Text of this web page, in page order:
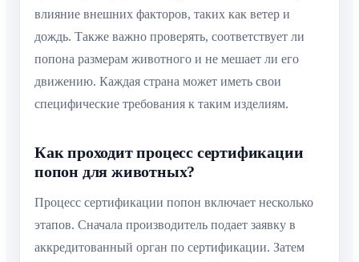
влияние внешних факторов, таких как ветер и
дождь. Также важно проверять, соответствует ли
попона размерам животного и не мешает ли его
движению. Каждая страна может иметь свои
специфические требования к таким изделиям.
Как проходит процесс сертификации
попон для животных?
Процесс сертификации попон включает несколько
этапов. Сначала производитель подает заявку в
аккредитованный орган по сертификации. Затем